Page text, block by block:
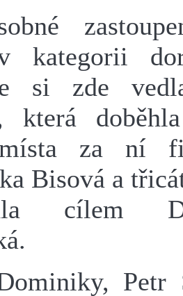
kategorii
si zde
která
za ní
Bisová a
cílem
Petr